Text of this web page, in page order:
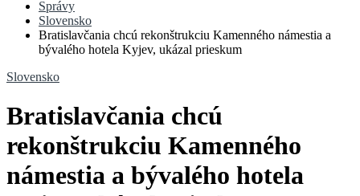
Správy
Slovensko
Bratislavčania chcú rekonštrukciu Kamenného námestia a
bývalého hotela Kyjev, ukázal prieskum
Slovensko
Bratislavčania chcú
rekonštrukciu Kamenného
námestia a bývalého hotela